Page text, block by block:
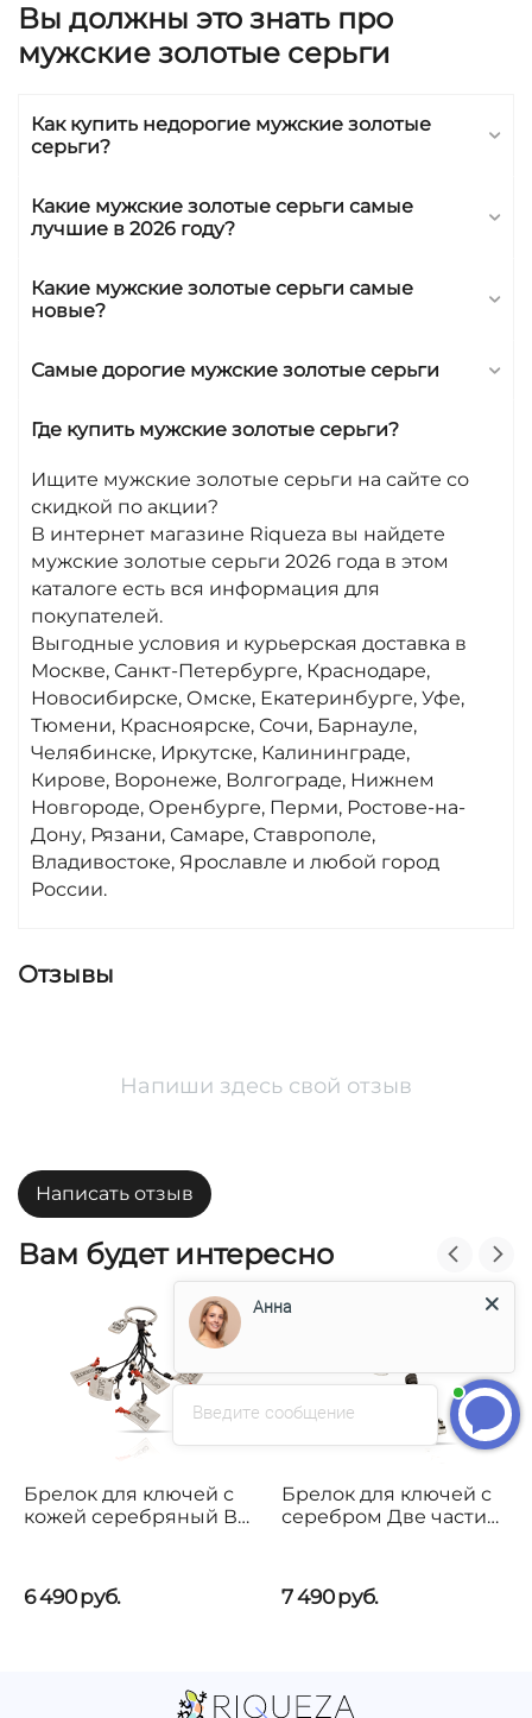
Вы должны это знать про
мужские золотые серьги
Как купить недорогие мужские золотые
серьги?
Какие мужские золотые серьги самые
лучшие в 2026 году?
Какие мужские золотые серьги самые
новые?
Самые дорогие мужские золотые серьги
Где купить мужские золотые серьги?
Ищите мужские золотые серьги на сайте со
скидкой по акции?
В интернет магазине Riqueza вы найдете
мужские золотые серьги 2026 года в этом
каталоге есть вся информация для
покупателей.
Выгодные условия и курьерская доставка в
Москве, Санкт-Петербурге, Краснодаре,
Новосибирске, Омске, Екатеринбурге, Уфе,
Тюмени, Красноярске, Сочи, Барнауле,
Челябинске, Иркутске, Калининграде,
Кирове, Воронеже, Волгограде, Нижнем
Новгороде, Оренбурге, Перми, Ростове-на-
Дону, Рязани, Самаре, Ставрополе,
Владивостоке, Ярославле и любой город
России.
Отзывы
Напиши здесь свой отзыв
Написать отзыв
Вам будет интересно
Брелок для ключей с
кожей серебряный В
6 490руб.
Брелок для ключей с
серебром Две части
7 490руб.
Введите сообщение
Анна